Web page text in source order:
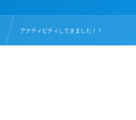
アクティビティしてきました！！